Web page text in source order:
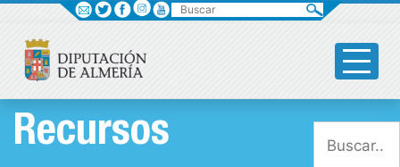
Buscar
Recursos